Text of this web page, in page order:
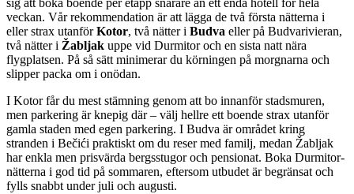
sig att boka boende per etapp snarare än ett enda hotell för hela
veckan. Vår rekommendation är att lägga de två första nätterna i
eller strax utanförKotor, två nätter i Budva eller på Budvarivieran,
två nätter i Žabljak uppe vid Durmitor och en sista natt nära
flygplatsen. På så sätt minimerar du körningen på morgnarna och
slipper packa om i onödan.
I Kotor får du mest stämning genom att bo innanför stadsmuren,
men parkering är knepig där – välj hellre ett boende strax utanför
gamla staden med egen parkering. I Budva är området kring
stranden i Bečići praktiskt om du reser med familj, medan Žabljak
har enkla men prisvärda bergsstugor och pensionat. Boka Durmitor-
nätterna i god tid på sommaren, eftersom utbudet är begränsat och
fylls snabbt under juli och augusti.